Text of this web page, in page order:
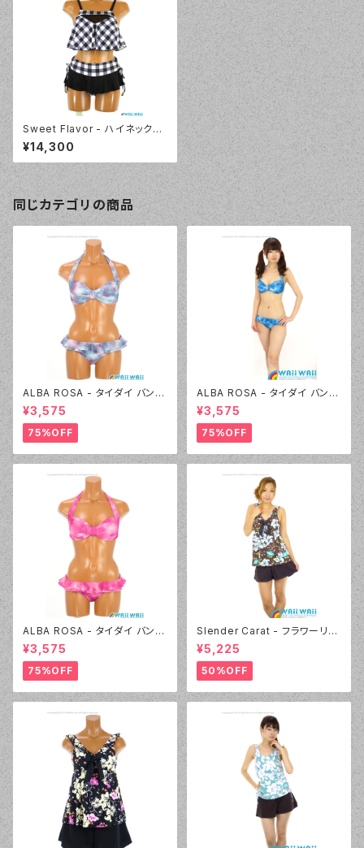
Sweet Flavor - ハイネックチ
ュール×フリルスカパンビキニ（3
37110 - 12:ブラック）
¥14,300
同じカテゴリの商品
ALBA ROSA - タイダイ バンド
ゥ（14407 - 12:ピンク）
¥3,575
75%OFF
ALBA ROSA - タイダイ バンド
ゥ（14407 - 70:ブルー）
¥3,575
75%OFF
ALBA ROSA - タイダイ バンド
ゥ（14407 - 12:ピンク）
¥3,575
75%OFF
Slender Carat - フラワーリボ
ン タンキニ（3025 - 30:ブラウ
ン）
¥5,225
50%OFF